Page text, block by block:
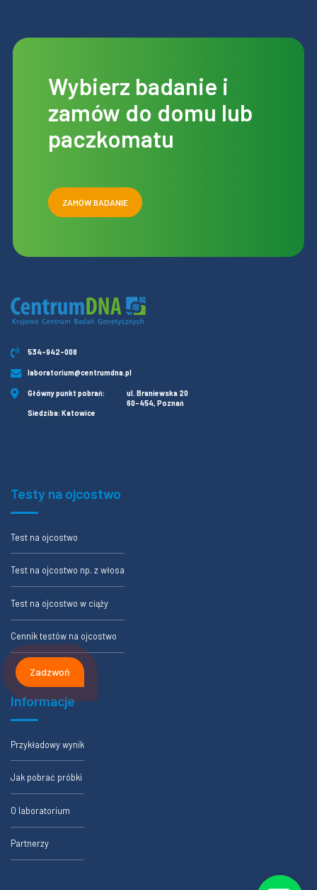
Wybierz badanie i
zamów do domu lub
paczkomatu
ZAMÓW BADANIE
534-942-008
laboratorium@centrumdna.pl
Główny punkt pobrań:
ul. Braniewska 20
60-454, Poznań
Siedziba: Katowice
Testy na ojcostwo
Test na ojcostwo
Test na ojcostwo np. z włosa
Test na ojcostwo w ciąży
Cennik testów na ojcostwo
Informacje
Przykładowy wynik
Jak pobrać próbki
O laboratorium
Partnerzy
Zadzwoń